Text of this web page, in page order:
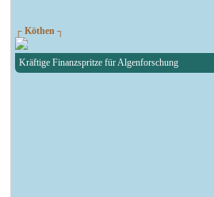
┌ Köthen ┐
Kräftige Finanzspritze für Algenforschung